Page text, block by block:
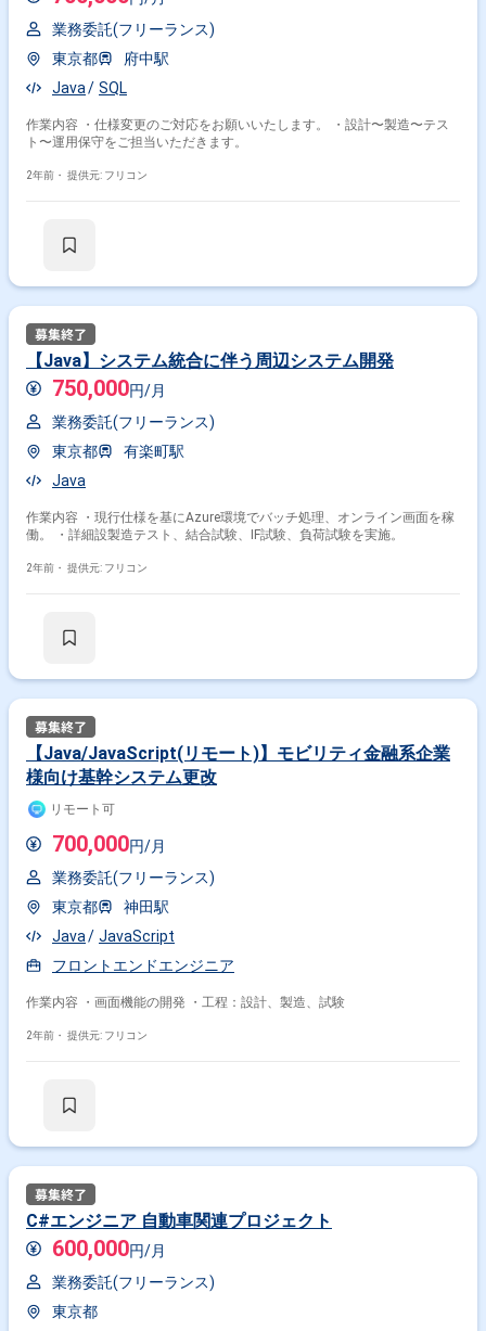
業務委託(フリーランス)
東京都
府中駅
Java
SQL
作業内容 ・仕様変更のご対応をお願いいたします。 ・設計〜製造〜テス
ト〜運用保守をご担当いただきます。
2年前・ 提供元: フリコン
【Java】システム統合に伴う周辺システム開発
750,000円/月
業務委託(フリーランス)
東京都
有楽町駅
Java
作業内容 ・現行仕様を基にAzure環境でバッチ処理、オンライン画面を稼
働。 ・詳細設製造テスト、結合試験、IF試験、負荷試験を実施。
2年前・ 提供元: フリコン
【Java/JavaScript(リモート)】モビリティ金融系企業
様向け基幹システム更改
リモート可
700,000円/月
業務委託(フリーランス)
東京都
神田駅
Java
JavaScript
フロントエンドエンジニア
作業内容 ・画面機能の開発 ・工程：設計、製造、試験
2年前・ 提供元: フリコン
C#エンジニア 自動車関連プロジェクト
600,000円/月
業務委託(フリーランス)
東京都